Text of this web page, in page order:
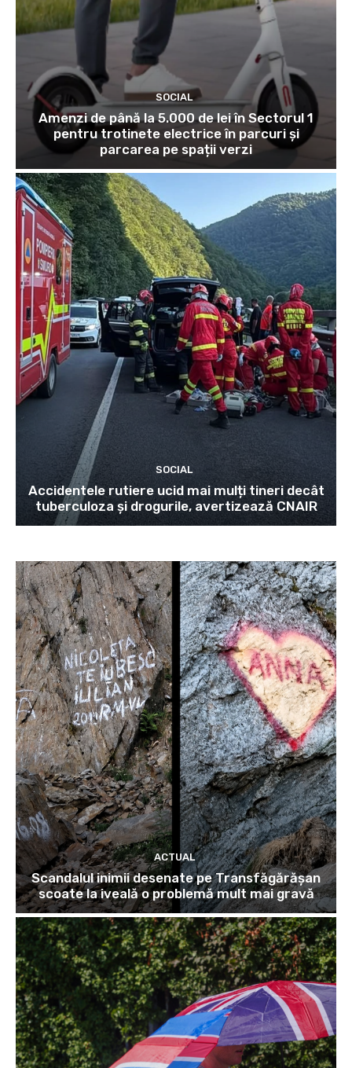
SOCIAL
Amenzi de până la 5.000 de lei în Sectorul 1
pentru trotinete electrice în parcuri și
parcarea pe spații verzi
SOCIAL
Accidentele rutiere ucid mai mulți tineri decât
tuberculoza și drogurile, avertizează CNAIR
ACTUAL
Scandalul inimii desenate pe Transfăgărășan
scoate la iveală o problemă mult mai gravă